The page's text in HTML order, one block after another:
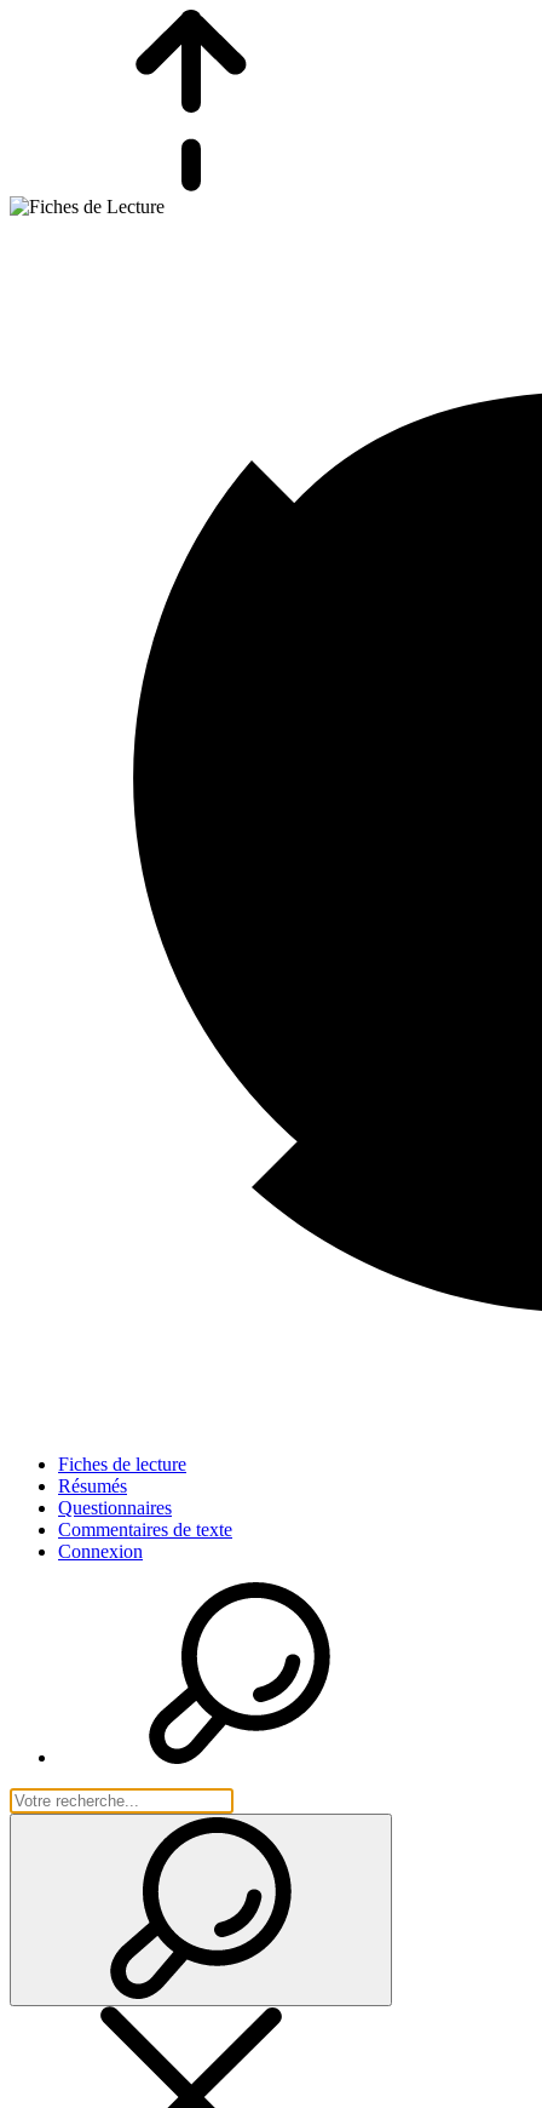
Fiches de lecture
Résumés
Questionnaires
Commentaires de texte
Connexion